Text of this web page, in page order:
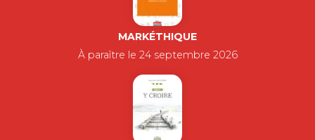
MARKÉTHIQUE
À paraître le 24 septembre 2026